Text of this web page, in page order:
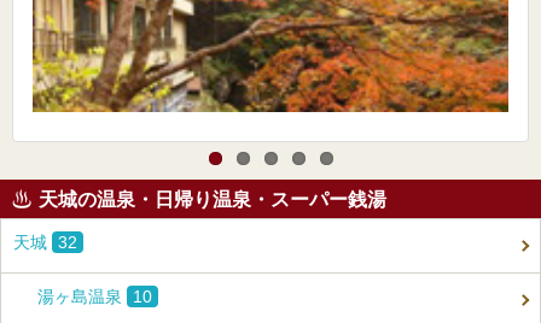
天城の温泉・日帰り温泉・スーパー銭湯
天城 32
湯ヶ島温泉 10